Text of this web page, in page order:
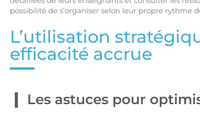
possibilité de s’organiser selon leur propre rythme
L’utilisation
efficacité accrue
Les astuces pour